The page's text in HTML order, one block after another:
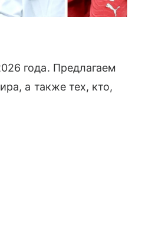
года. Предлагаем
а также тех, кто,